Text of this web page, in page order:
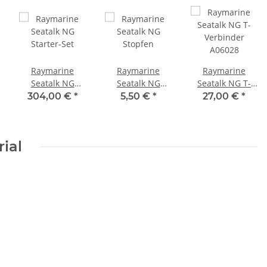
Raymarine
Seatalk NG
Starter-Set
304,00 € *
Raymarine
Seatalk NG
Stopfen
5,50 € *
Raymarine
Seatalk NG T-
Verbinder
27,00 € *